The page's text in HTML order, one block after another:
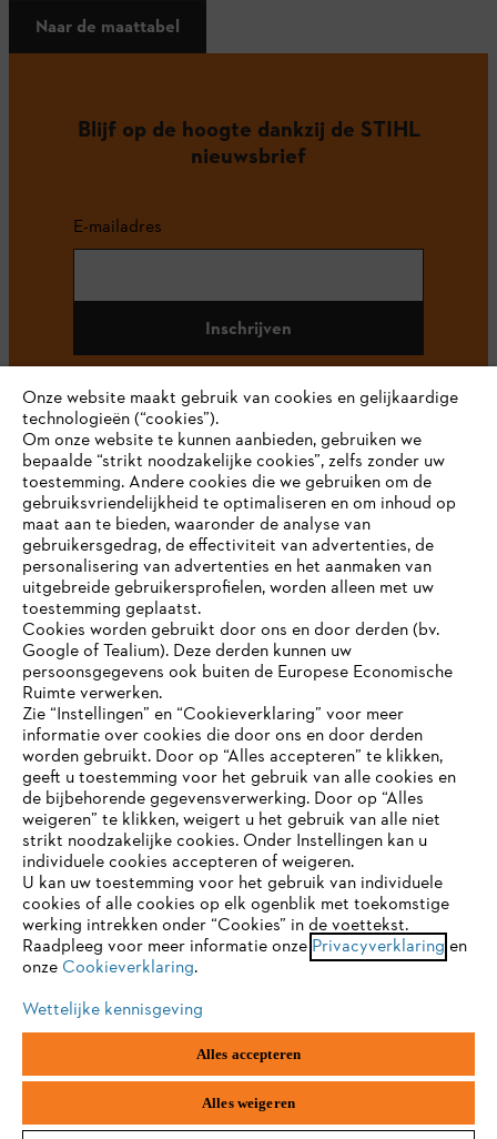
Naar de maattabel
Blijf op de hoogte dankzij de STIHL
nieuwsbrief
E-mailadres
Inschrijven
#STIHL
Bedrijf
STIHL FAQ
Contact
Gegevensbescherming Impressum
ANDREAS STIHL NV, Veurtstraat 117, 2870Puurs-Sint-Amands,
België/Belgique
VAT Number: BE 0427.714.768
JE BROWSER WORDT NIET
ONDERSTEUND
Je gebruikt een browser die we nog niet ondersteunen. Om
onze website optimaal te kunnen gebruiken, raden we aan dat
je overschakelt op één van de volgende browsers:
firefox
safari edge
Onze website maakt gebruik van cookies en gelijkaardige
technologieën (“cookies”).
Om onze website te kunnen aanbieden, gebruiken we
bepaalde “strikt noodzakelijke cookies”, zelfs zonder uw
toestemming. Andere cookies die we gebruiken om de
gebruiksvriendelijkheid te optimaliseren en om inhoud op
maat aan te bieden, waaronder de analyse van
gebruikersgedrag, de effectiviteit van advertenties, de
personalisering van advertenties en het aanmaken van
uitgebreide gebruikersprofielen, worden alleen met uw
toestemming geplaatst.
Cookies worden gebruikt door ons en door derden (bv.
Google of Tealium). Deze derden kunnen uw
persoonsgegevens ook buiten de Europese Economische
Ruimte verwerken.
Zie “Instellingen” en “Cookieverklaring” voor meer
informatie over cookies die door ons en door derden
worden gebruikt. Door op “Alles accepteren” te klikken,
geeft u toestemming voor het gebruik van alle cookies en
de bijbehorende gegevensverwerking. Door op “Alles
weigeren” te klikken, weigert u het gebruik van alle niet
strikt noodzakelijke cookies. Onder Instellingen kan u
individuele cookies accepteren of weigeren.
U kan uw toestemming voor het gebruik van individuele
cookies of alle cookies op elk ogenblik met toekomstige
werking intrekken onder “Cookies” in de voettekst.
Raadpleeg voor meer informatie onze Privacyverklaring en
onze Cookieverklaring.
Wettelijke kennisgeving
Alles accepteren
Alles weigeren